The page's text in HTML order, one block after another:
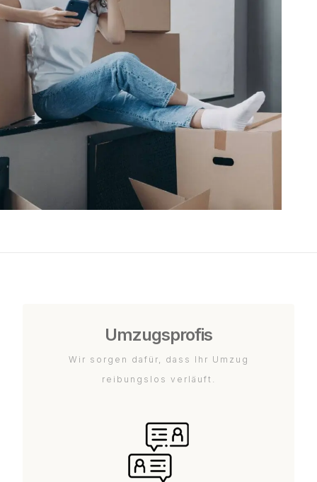
Umzugsprofis
Wir sorgen dafür, dass Ihr Umzug
reibungslos verläuft.